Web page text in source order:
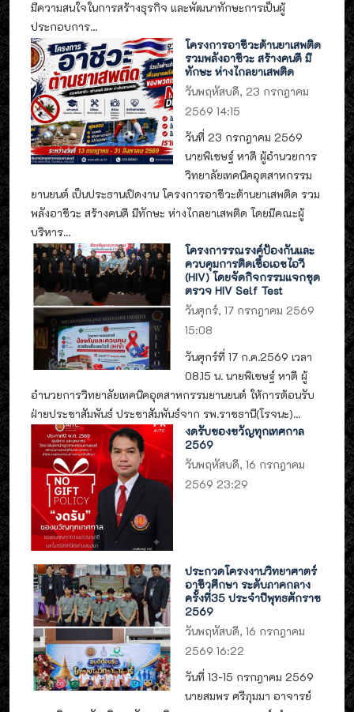
มีความสนใจในการสร้างธุรกิจ และพัฒนาทักษะการเป็นผู้
ประกอบการ...
โครงการอาชีวะต้านยาเสพติด
รวมพลังอาชีวะ สร้างคนดี มี
ทักษะ ห่างไกลยาเสพติด
วันพฤหัสบดี, 23 กรกฎาคม
2569 14:15
วันที่ 23 กรกฎาคม 2569
นายพิเชษฐ์ หาดี ผู้อำนวยการ
วิทยาลัยเทคนิคอุตสาหกรรม
ยานยนต์ เป็นประธานเปิดงาน โครงการอาชีวะต้านยาเสพติด รวม
พลังอาชีวะ สร้างคนดี มีทักษะ ห่างไกลยาเสพติด โดยมีคณะผู้
บริหาร...
โครงการรณรงค์ป้องกันและ
ควบคุมการติดเชื้อเอชไอวี
(HIV) โดยจัดกิจกรรมแจกชุด
ตรวจ HIV Self Test
วันศุกร์, 17 กรกฎาคม 2569
15:08
วันศุกร์ที่ 17 ก.ค.2569 เวลา
08.15 น. นายพิเชษฐ์ หาดี ผู้
อำนวยการวิทยาลัยเทคนิคอุตสาหกรรมยานยนต์ ให้การต้อนรับ
ฝ่ายประชาสัมพันธ์ ประชาสัมพันธ์จาก รพ.ราชธานี(โรจนะ)...
งดรับของขวัญทุกเทศกาล
2569
วันพฤหัสบดี, 16 กรกฎาคม
2569 23:29
ประกวดโครงงานวิทยาศาตร์
อาชีวศึกษา ระดับภาคกลาง
ครั้งที่35 ประจำปีพุทธศักราช
2569
วันพฤหัสบดี, 16 กรกฎาคม
2569 16:22
วันที่ 13-15 กรกฎาคม 2569
นายสมพร ศรีภุมมา อาจารย์